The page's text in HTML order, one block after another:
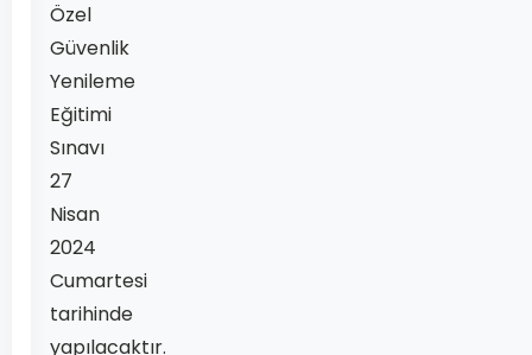
Özel
Güvenlik
Yenileme
Eğitimi
Sınavı
27
Nisan
2024
Cumartesi
tarihinde
yapılacaktır.